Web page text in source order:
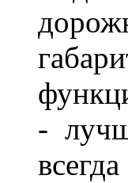
-